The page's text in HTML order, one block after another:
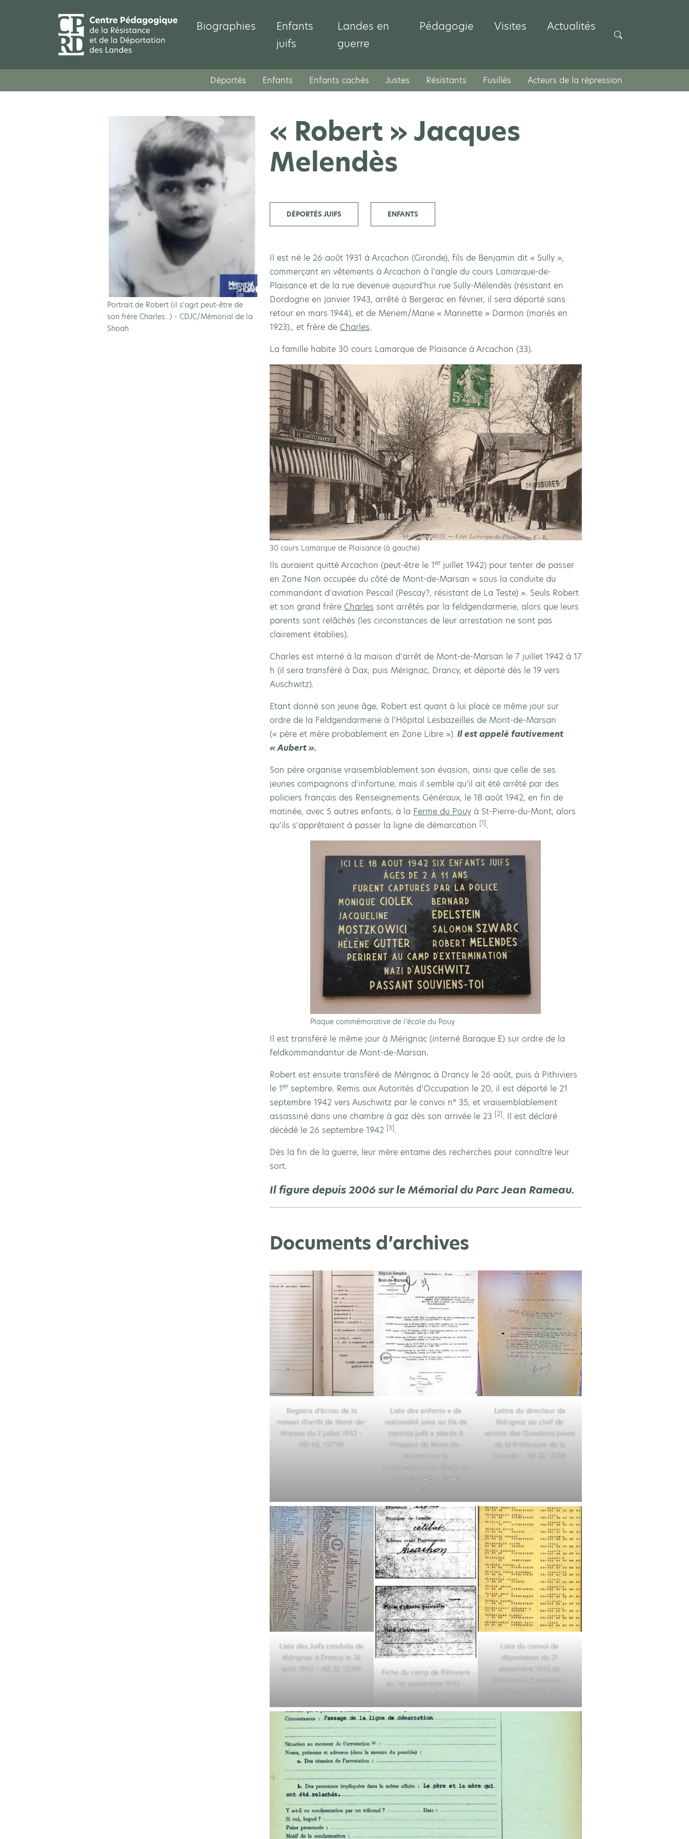
Biographies
Enfants
juifs
Landes en
guerre
Pédagogie Visites Actualités
Rechercher
Déportés Enfants Enfants cachés Justes Résistants Fusillés Acteurs de la répression
Portrait de Robert (il s'agit peut-être de
son frère Charles...) - CDJC/Mémorial de la
Shoah
« Robert » Jacques
Melendès
DÉPORTÉS JUIFS ENFANTS
Il est né le 26 août 1931 à Arcachon (Gironde), fils de Benjamin dit « Sully »,
commerçant en vêtements à Arcachon à l’angle du cours Lamarque-de-
Plaisance et de la rue devenue aujourd’hui rue Sully-Mélendès (résistant en
Dordogne en janvier 1943, arrêté à Bergerac en février, il sera déporté sans
retour en mars 1944), et de Meriem/Marie « Marinette » Darmon (mariés en
1923)., et frère de Charles.
La famille habite 30 cours Lamarque de Plaisance à Arcachon (33).
30 cours Lamarque de Plaisance (à gauche)
Ils auraient quitté Arcachon (peut-être le 1erjuillet 1942) pour tenter de passer
en Zone Non occupée du côté de Mont-de-Marsan « sous la conduite du
commandant d’aviation Pescail (Pescay?, résistant de La Teste) ». Seuls Robert
et son grand frère Charles sont arrêtés par la feldgendarmerie, alors que leurs
parents sont relâchés (les circonstances de leur arrestation ne sont pas
clairement établies).
Charles est interné à la maison d’arrêt de Mont-de-Marsan le 7 juillet 1942 à 17
h (il sera transféré à Dax, puis Mérignac, Drancy, et déporté dès le 19 vers
Auschwitz).
Etant donné son jeune âge, Robert est quant à lui placé ce même jour sur
ordre de la Feldgendarmerie à l’Hôpital Lesbazeilles de Mont-de-Marsan
(« père et mère probablement en Zone Libre »). Il est appelé fautivement
« Aubert ».
Son père organise vraisemblablement son évasion, ainsi que celle de ses
jeunes compagnons d’infortune, mais il semble qu’il ait été arrêté par des
policiers français des Renseignements Généraux, le 18 août 1942, en fin de
matinée, avec 5 autres enfants, à la Ferme du Pouyà St-Pierre-du-Mont, alors
qu’ils s’apprêtaient à passer la ligne de démarcation [1].
Plaque commémorative de l’école du Pouy
Il est transféré le même jour à Mérignac (interné Baraque E) sur ordre de la
feldkommandantur de Mont-de-Marsan.
Robert est ensuite transféré de Mérignac à Drancy le 26 août, puis à Pithiviers
le 1erseptembre. Remis aux Autorités d’Occupation le 20, il est déporté le 21
septembre 1942 vers Auschwitz par le convoi n° 35, et vraisemblablement
assassiné dans une chambre à gaz dès son arrivée le 23 [2]. Il est déclaré
décédé le 26 septembre 1942 [3].
Dès la fin de la guerre, leur mère entame des recherches pour connaître leur
sort.
Il figure depuis 2006 sur le Mémorial du Parc Jean Rameau.
Documents d’archives
Registre d’écrou de la
maison d’arrêt de Mont-de-
Marsan du 7 juillet 1942 –
AD 40, 1371W
Liste des enfants « de
nationalité juive ou fils de
parents juifs » placés à
l’Hospice de Mont-de-
Marsan par la
Feldgendarmerie, datée du
10 août 1942 – AD 40,
283W73.
Lettre du directeur de
Mérignac au chef de
service des Questions juives
de la Préfecture de la
Gironde – AD 33, 103W
Liste des Juifs conduits de
Mérignac à Drancy le 26
août 1942 – AD 33, 103W
Fiche du camp de Pithiviers
du 1er septembre 1942 –
CDJC/Mémorial de la Shoah
Liste du convoi de
déportation du 21
septembre 1942 de
Pithiviers à Auschwitz –
Archives de Bad Arolsen